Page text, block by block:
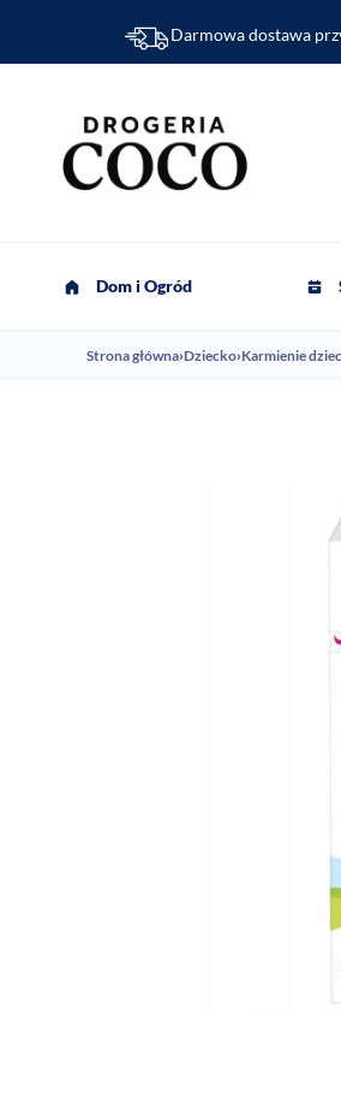
Darmowa dostawa
Dom i Ogród
Strona główna›Dziecko›Karmienie